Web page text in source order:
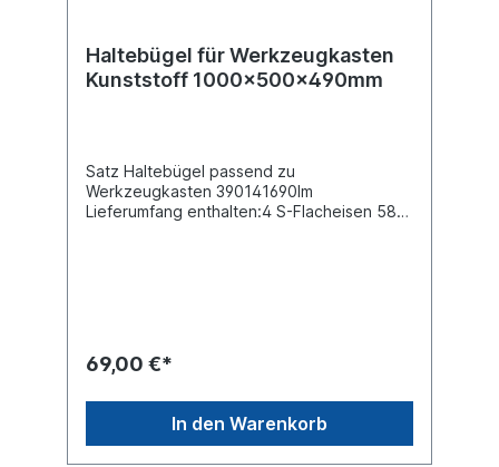
Haltebügel für Werkzeugkasten
Kunststoff 1000x500x490mm
Satz Haltebügel passend zu
Werkzeugkasten 390141690Im
Lieferumfang enthalten:4 S-Flacheisen 580
69,00 €*
In den Warenkorb